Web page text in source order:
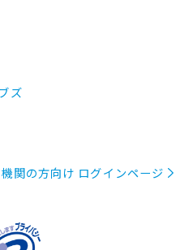
ズ
関の方向け ログインページ